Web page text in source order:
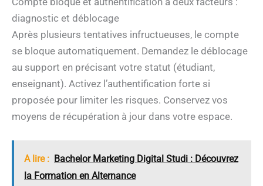
diagnostic et déblocage
Après plusieurs tentatives infructueuses, le compte
se bloque automatiquement. Demandez le déblocage
au support en précisant votre statut (étudiant,
enseignant). Activez l’authentification forte si
proposée pour limiter les risques. Conservez vos
moyens de récupération à jour dans votre espace.
A lire : Bachelor Marketing Digital Studi : Découvrez
la Formation en Alternance